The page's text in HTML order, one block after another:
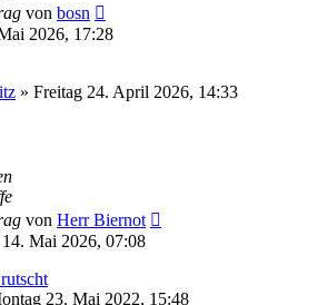
von bosn
2026, 17:28
» Freitag 24. April 2026, 14:33
von Herr Biernot
Mai 2026, 07:08
23. Mai 2022, 15:48